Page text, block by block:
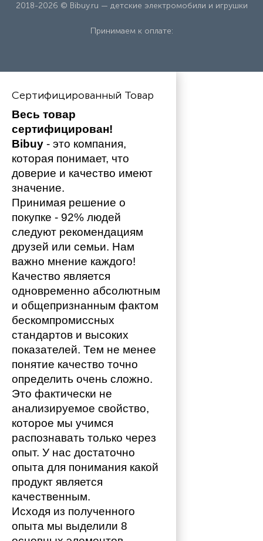
2018-2026 © Bibuy.ru — детские электромобили и игрушки
Принимаем к оплате:
Сертифицированный Товар
Весь товар
сертифицирован!
Bibuy - это компания,
которая понимает, что
доверие и качество имеют
значение.
Принимая решение о
покупке - 92% людей
следуют рекомендациям
друзей или семьи. Нам
важно мнение каждого!
Качество является
одновременно абсолютным
и общепризнанным фактом
бескомпромиссных
стандартов и высоких
показателей. Тем не менее
понятие качество точно
определить очень сложно.
Это фактически не
анализируемое свойство,
которое мы учимся
распознавать только через
опыт. У нас достаточно
опыта для понимания какой
продукт является
качественным.
Исходя из полученного
опыта мы выделили 8